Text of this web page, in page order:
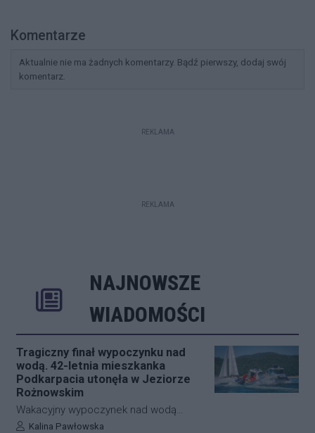
Komentarze
Aktualnie nie ma żadnych komentarzy. Bądź pierwszy, dodaj swój
komentarz.
REKLAMA
REKLAMA
NAJNOWSZE
WIADOMOŚCI
Tragiczny finał wypoczynku nad
wodą. 42-letnia mieszkanka
Podkarpacia utonęła w Jeziorze
Rożnowskim
Wakacyjny wypoczynek nad wodą
zakończył się niewyobrażalną tragedią.
Autor artykułu:
Kalina Pawłowska